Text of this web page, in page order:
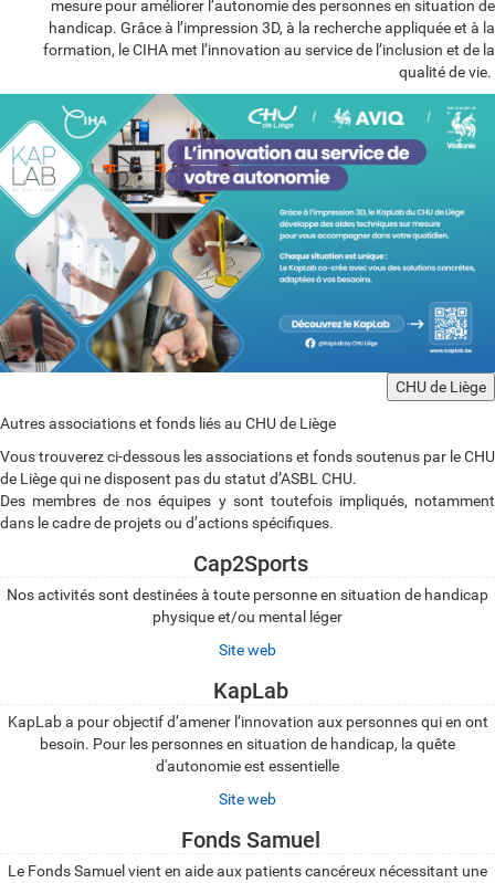
mesure pour améliorer l’autonomie des personnes en situation de
handicap. Grâce à l’impression 3D, à la recherche appliquée et à la
formation, le CIHA met l’innovation au service de l’inclusion et de la
qualité de vie.
CHU de Liège
Autres associations et fonds liés au CHU de Liège
Vous trouverez ci-dessous les associations et fonds soutenus par le CHU
de Liège qui ne disposent pas du statut d’ASBL CHU.
Des membres de nos équipes y sont toutefois impliqués, notamment
dans le cadre de projets ou d’actions spécifiques.
Cap2Sports
Nos activités sont destinées à toute personne en situation de handicap
physique et/ou mental léger
Site web
KapLab
KapLab a pour objectif d’amener l’innovation aux personnes qui en ont
besoin. Pour les personnes en situation de handicap, la quête
d'autonomie est essentielle
Site web
Fonds Samuel
Le Fonds Samuel vient en aide aux patients cancéreux nécessitant une